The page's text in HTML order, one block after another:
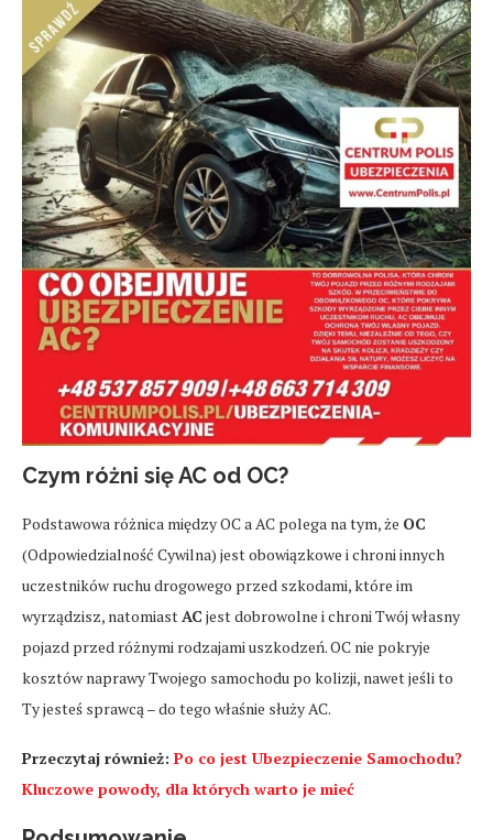
Czym różni się AC od OC?
Podstawowa różnica między OC a AC polega na tym, że OC
(Odpowiedzialność Cywilna) jest obowiązkowe i chroni innych
uczestników ruchu drogowego przed szkodami, które im
wyrządzisz, natomiastAC jest dobrowolne i chroni Twój własny
pojazd przed różnymi rodzajami uszkodzeń. OC nie pokryje
kosztów naprawy Twojego samochodu po kolizji, nawet jeśli to
Ty jesteś sprawcą – do tego właśnie służy AC.
Przeczytaj również: Po co jest Ubezpieczenie Samochodu?
Kluczowe powody, dla których warto je mieć